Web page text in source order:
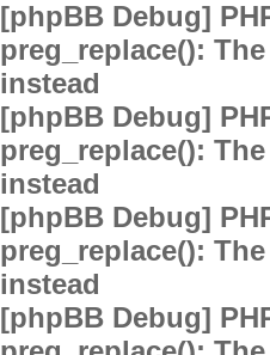
[phpBB Debug]
preg_replace():
instead
[phpBB Debug]
preg_replace():
instead
[phpBB Debug]
preg_replace():
instead
[phpBB Debug]